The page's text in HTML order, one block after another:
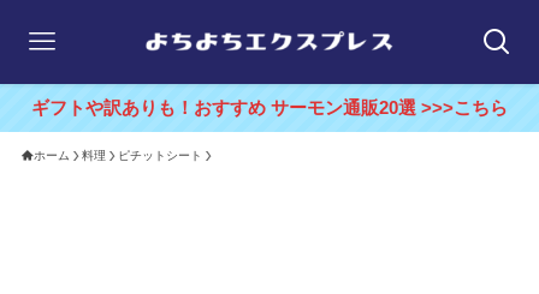
ギフトや訳ありも！おすすめ サーモン通販20選 >>>こちら
ホーム 料理 ピチットシート